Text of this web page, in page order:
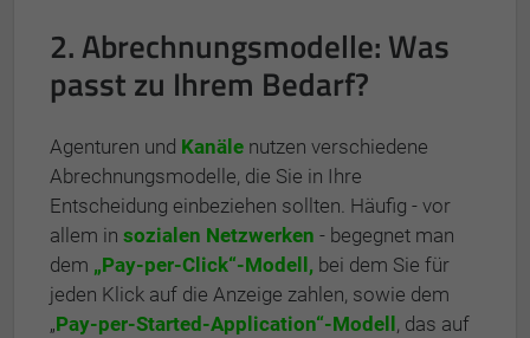
2. Abrechnungsmodelle: Was
passt zu Ihrem Bedarf?
Agenturen und Kanäle nutzen verschiedene
Abrechnungsmodelle, die Sie in Ihre
Entscheidung einbeziehen sollten. Häufig - vor
allem in sozialen Netzwerken - begegnet man
dem „Pay-per-Click“-Modell, bei dem Sie für
jeden Klick auf die Anzeige zahlen, sowie dem
„Pay-per-Started-Application“-Modell , das auf